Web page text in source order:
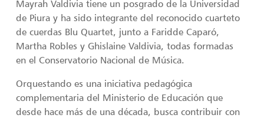
Mayrah Valdivia tiene un posgrado de la Universidad
de Piura y ha sido integrante del reconocido cuarteto
de cuerdas Blu Quartet, junto a Faridde Caparó,
Martha Robles y Ghislaine Valdivia, todas formadas
en el Conservatorio Nacional de Música.
Orquestando es una iniciativa pedagógica
complementaria del Ministerio de Educación que
desde hace más de una década, busca contribuir con